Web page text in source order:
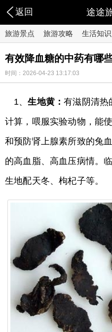
返回 途途
旅游景点 旅游攻略 生活知识
有效降血糖的中药有哪
时间：2026-04-23 13:17:03
1、生地黄：有滋阴清热
计算，喂服实验动物，能
和预防肾上腺素所致的兔
的高血脂、高血压病情。
生地配天冬、枸杞子等。